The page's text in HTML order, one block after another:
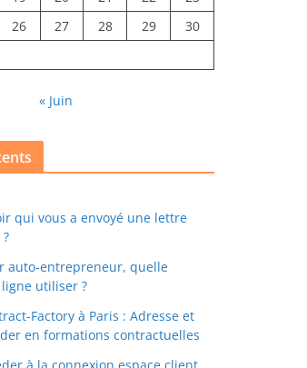
26 27 28 29
30
« Juin
qui vous a envoyé une lettre
auto-entrepreneur, quelle
utiliser ?
Factory à Paris : Adresse et
en formations contractuelles
à la connexion espace client